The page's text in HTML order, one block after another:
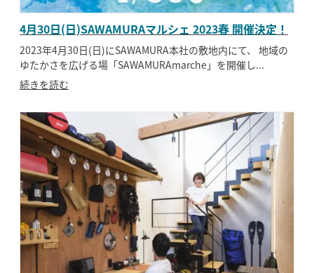
4月30日(日)SAWAMURAマルシェ 2023春 開催決定！
2023年4月30日(日)にSAWAMURA本社の敷地内にて、 地域の
ゆたかさを広げる場「SAWAMURAmarche」を開催し...
続きを読む